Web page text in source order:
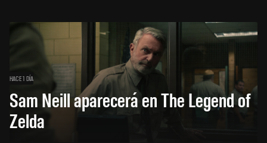
HACE 1 DÍA
Sam Neill aparecerá en The Legend of
Zelda